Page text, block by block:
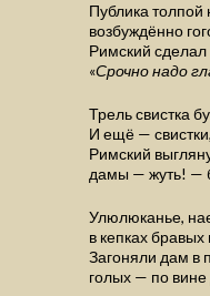
Публика толпой
возбуждённо
Римский сделал
«Срочно надо
Трель свистка
И ещё —
Римский
дамы — жуть! —
Улюлюканье,
в кепках
Загоняли дам в
голых — по вине